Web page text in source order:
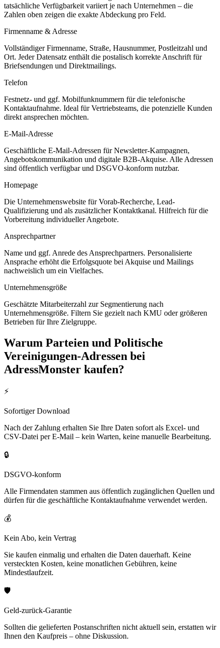
tatsächliche Verfügbarkeit variiert je nach Unternehmen – die
Zahlen oben zeigen die exakte Abdeckung pro Feld.
Firmenname & Adresse
Vollständiger Firmenname, Straße, Hausnummer, Postleitzahl und
Ort. Jeder Datensatz enthält die postalisch korrekte Anschrift für
Briefsendungen und Direktmailings.
Telefon
Festnetz- und ggf. Mobilfunknummern für die telefonische
Kontaktaufnahme. Ideal für Vertriebsteams, die potenzielle Kunden
direkt ansprechen möchten.
E-Mail-Adresse
Geschäftliche E-Mail-Adressen für Newsletter-Kampagnen,
Angebotskommunikation und digitale B2B-Akquise. Alle Adressen
sind öffentlich verfügbar und DSGVO-konform nutzbar.
Homepage
Die Unternehmenswebsite für Vorab-Recherche, Lead-
Qualifizierung und als zusätzlicher Kontaktkanal. Hilfreich für die
Vorbereitung individueller Angebote.
Ansprechpartner
Name und ggf. Anrede des Ansprechpartners. Personalisierte
Ansprache erhöht die Erfolgsquote bei Akquise und Mailings
nachweislich um ein Vielfaches.
Unternehmensgröße
Geschätzte Mitarbeiterzahl zur Segmentierung nach
Unternehmensgröße. Filtern Sie gezielt nach KMU oder größeren
Betrieben für Ihre Zielgruppe.
Warum Parteien und Politische
Vereinigungen-Adressen bei
AdressMonster kaufen?
⚡
Sofortiger Download
Nach der Zahlung erhalten Sie Ihre Daten sofort als Excel- und
CSV-Datei per E-Mail – kein Warten, keine manuelle Bearbeitung.
🔒
DSGVO-konform
Alle Firmendaten stammen aus öffentlich zugänglichen Quellen und
dürfen für die geschäftliche Kontaktaufnahme verwendet werden.
💰
Kein Abo, kein Vertrag
Sie kaufen einmalig und erhalten die Daten dauerhaft. Keine
versteckten Kosten, keine monatlichen Gebühren, keine
Mindestlaufzeit.
🛡️
Geld-zurück-Garantie
Sollten die gelieferten Postanschriften nicht aktuell sein, erstatten wir
Ihnen den Kaufpreis – ohne Diskussion.